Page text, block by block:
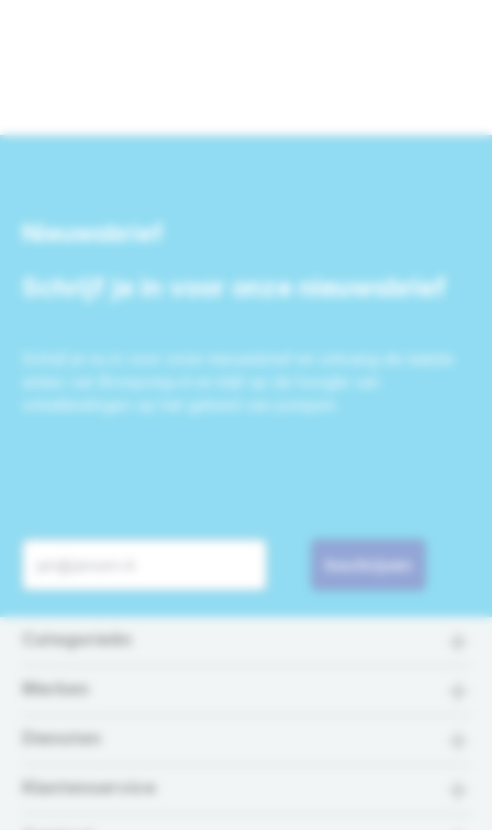
Nieuwsbrief
Schrijf je in voor onze nieuwsbrief
Categorieën
Merken
Diensten
Klantenservice